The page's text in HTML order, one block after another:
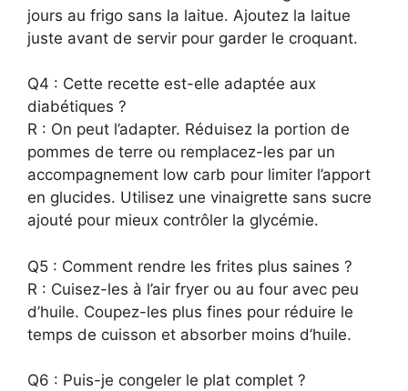
jours au frigo sans la laitue. Ajoutez la laitue
juste avant de servir pour garder le croquant.
Q4 : Cette recette est-elle adaptée aux
diabétiques ?
R : On peut l’adapter. Réduisez la portion de
pommes de terre ou remplacez-les par un
accompagnement low carb pour limiter l’apport
en glucides. Utilisez une vinaigrette sans sucre
ajouté pour mieux contrôler la glycémie.
Q5 : Comment rendre les frites plus saines ?
R : Cuisez-les à l’air fryer ou au four avec peu
d’huile. Coupez-les plus fines pour réduire le
temps de cuisson et absorber moins d’huile.
Q6 : Puis-je congeler le plat complet ?